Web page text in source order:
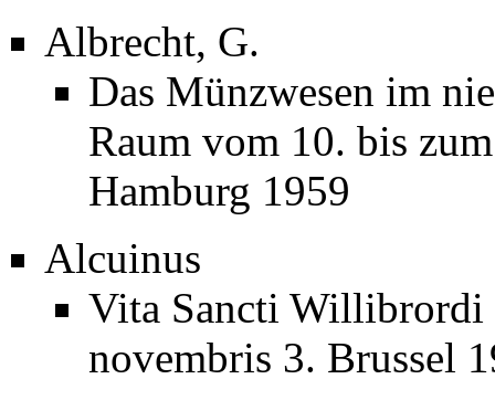
Albrecht, G.
Das Münzwesen im
Raum vom 10. bis
Hamburg 1959
Alcuinus
Vita Sancti
novembris 3. Brussel